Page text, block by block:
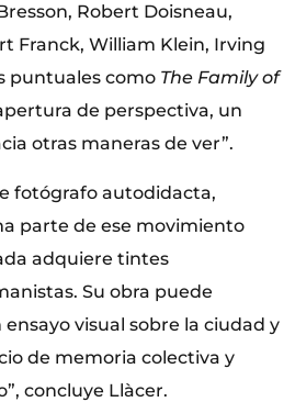
Robert Doisneau,
Franck, William Klein, Irving
puntuales como The Family of
de perspectiva, un
otras maneras de ver”.
fotógrafo autodidacta,
parte de ese movimiento
adquiere tintes
Su obra puede
visual sobre la ciudad y
de memoria colectiva y
concluye Llàcer.